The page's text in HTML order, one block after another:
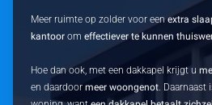
Meer ruimte op zolder voor eenextra
kantoor omeffectiever te kunnen
Hoe dan ook, met een dakkapel krijgt u
en daardoormeer woongenot. Daarnaast